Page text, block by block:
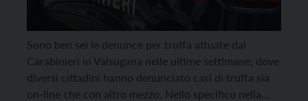
Sono ben sei le denunce per truffa attuate dai
Carabinieri in Valsugana nelle ultime settimane, dove
diversi cittadini hanno denunciato casi di truffa sia
on-line che con altro mezzo. Nello specifico nella